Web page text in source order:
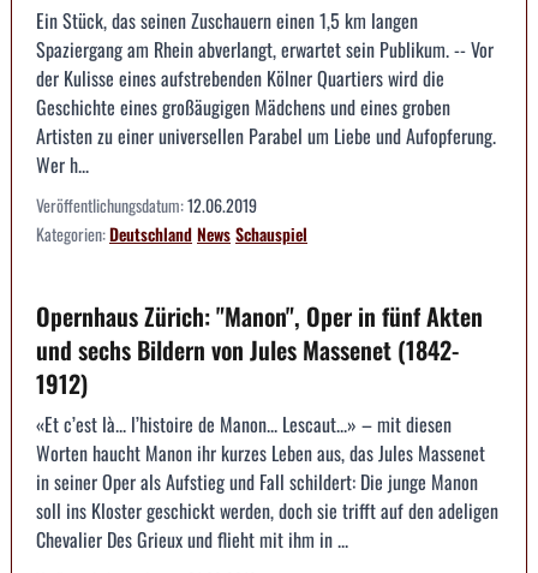
Ein Stück, das seinen Zuschauern einen 1,5 km langen
Spaziergang am Rhein abverlangt, erwartet sein Publikum. -- Vor
der Kulisse eines aufstrebenden Kölner Quartiers wird die
Geschichte eines großäugigen Mädchens und eines groben
Artisten zu einer universellen Parabel um Liebe und Aufopferung.
Wer h...
Veröffentlichungsdatum:12.06.2019
Kategorien:DeutschlandNewsSchauspiel
Opernhaus Zürich: "Manon", Oper in fünf Akten
und sechs Bildern von Jules Massenet (1842-
1912)
«Et c’est là... l’histoire de Manon... Lescaut...» – mit diesen
Worten haucht Manon ihr kurzes Leben aus, das Jules Massenet
in seiner Oper als Aufstieg und Fall schildert: Die junge Manon
soll ins Kloster geschickt werden, doch sie trifft auf den adeligen
Chevalier Des Grieux und flieht mit ihm in ...